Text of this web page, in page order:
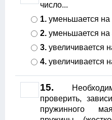
число...
1. уменьшается
2. уменьшается
3. увеличивается
4. увеличивается
15.
проверить,
пружинного